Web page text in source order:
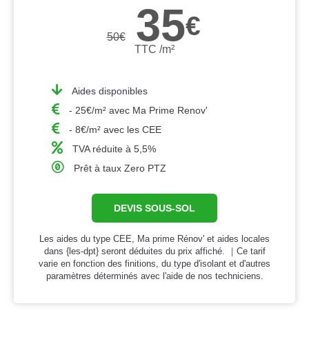
50€ 35€
TTC /m²
Aides disponibles
- 25€/m² avec Ma Prime Renov'
- 8€/m² avec les CEE
TVA réduite à 5,5%
Prêt à taux Zero PTZ
DEVIS SOUS-SOL
Les aides du type CEE, Ma prime Rénov' et aides locales
dans {les-dpt} seront déduites du prix affiché. ｜Ce tarif
varie en fonction des finitions, du type d'isolant et d'autres
paramètres déterminés avec l'aide de nos techniciens.